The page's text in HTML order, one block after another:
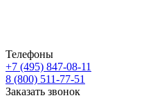
Телефоны
+7 (495) 847-08-11
8 (800) 511-77-51
Заказать звонок